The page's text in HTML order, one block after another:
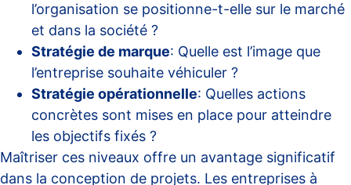
l’organisation se positionne-t-elle sur le marché
et dans la société ?
Stratégie de marque: Quelle est l’image que
l’entreprise souhaite véhiculer ?
Stratégie opérationnelle: Quelles actions
concrètes sont mises en place pour atteindre
les objectifs fixés ?
Maîtriser ces niveaux offre un avantage significatif
dans la conception de projets. Les entreprises à